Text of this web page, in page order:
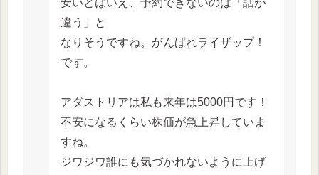
違う」と
なりそうですね。がんばれライザップ！
です。
アダストリアは私も来年は5000円です！
不安になるくらい株価が急上昇していま
すね。
ジワジワ誰にも気づかれないように上げ